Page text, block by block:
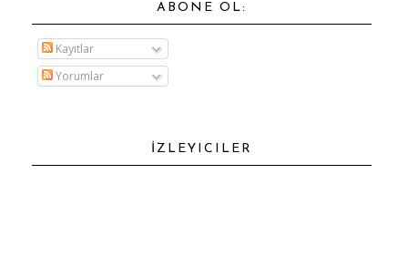
ABONE OL:
Kayıtlar
Yorumlar
İZLEYICILER